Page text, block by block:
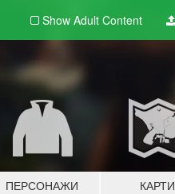
Show Adult Content
ПЕРСОНАЖИ КАРТИ